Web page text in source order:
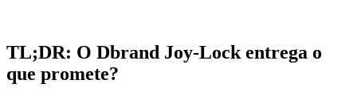
TL;DR: O Dbrand Joy-Lock entrega o
que promete?